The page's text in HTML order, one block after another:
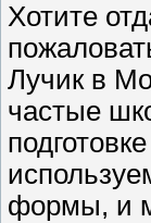
Хотите
Лучик в
частые
формы, и